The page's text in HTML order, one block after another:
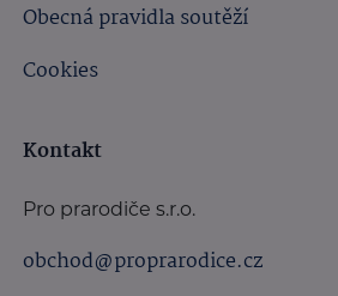
Obecná pravidla soutěží
Cookies
Kontakt
Pro prarodiče s.r.o.
obchod@proprarodice.cz